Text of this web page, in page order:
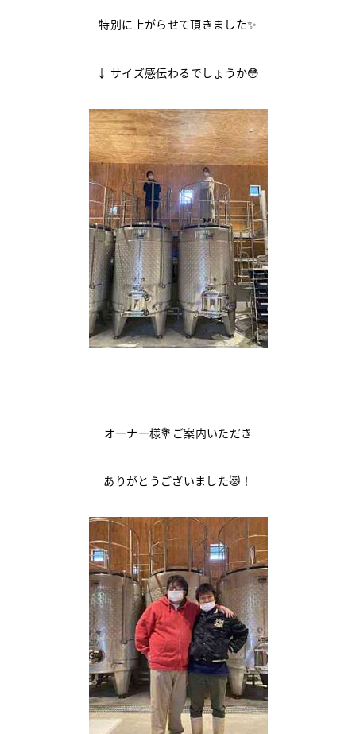
特別に上がらせて頂きました✨
↓ サイズ感伝わるでしょうか😳
オーナー様💐ご案内いただき
ありがとうございました😻！